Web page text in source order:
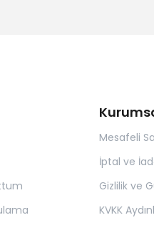
Mesafeli
İptal ve
Gizlilik ve
KVKK